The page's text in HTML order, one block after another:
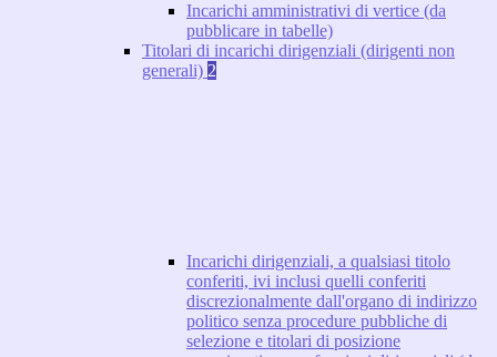
Incarichi amministrativi di vertice (da
pubblicare in tabelle)
Titolari di incarichi dirigenziali (dirigenti non
generali) 2
Incarichi dirigenziali, a qualsiasi titolo
conferiti, ivi inclusi quelli conferiti
discrezionalmente dall'organo di indirizzo
politico senza procedure pubbliche di
selezione e titolari di posizione